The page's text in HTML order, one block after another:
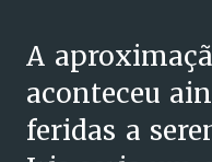
A
aconteceu
feridas a